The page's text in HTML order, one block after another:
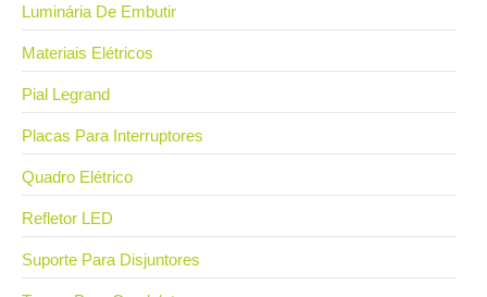
Luminária De Embutir
Materiais Elétricos
Pial Legrand
Placas Para Interruptores
Quadro Elétrico
Refletor LED
Suporte Para Disjuntores